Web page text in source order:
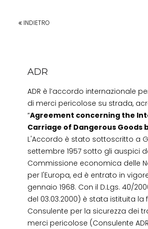
INDIETRO
ADR
ADR è l’accordo internazionale
di merci pericolose su strada,
“Agreement concerning the
Carriage of Dangerous Goods
L'Accordo è stato sottoscritto a
settembre 1957 sotto gli auspici
Commissione economica delle
per l'Europa, ed è entrato in
gennaio 1968. Con il D.Lgs. 40/
del 03.03.2000) è stata istituita la
Consulente per la sicurezza dei
merci pericolose (Consulente